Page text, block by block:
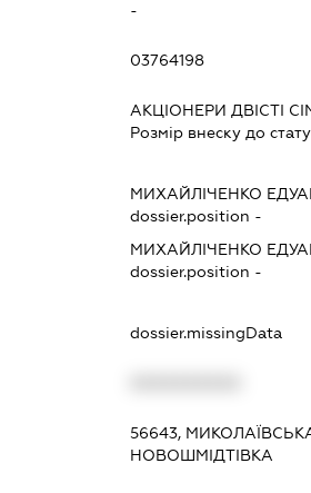
-
03764198
АКЦІОНЕРИ ДВІСТІ
Розмір внеску до
МИХАЙЛІЧЕНКО
dossier.position -
МИХАЙЛІЧЕНКО
dossier.position -
dossier.missingData
56643,
НОВОШМІДТІВКА